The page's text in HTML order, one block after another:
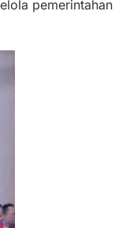
pemerintahan